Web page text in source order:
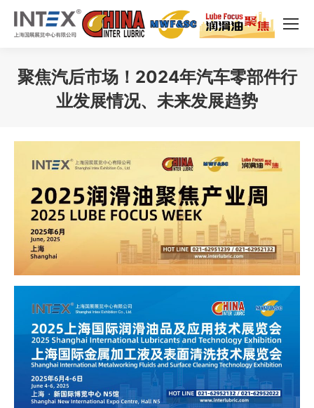
聚焦汽后市场！2024年汽车零部件行
业发展情况、未来发展趋势